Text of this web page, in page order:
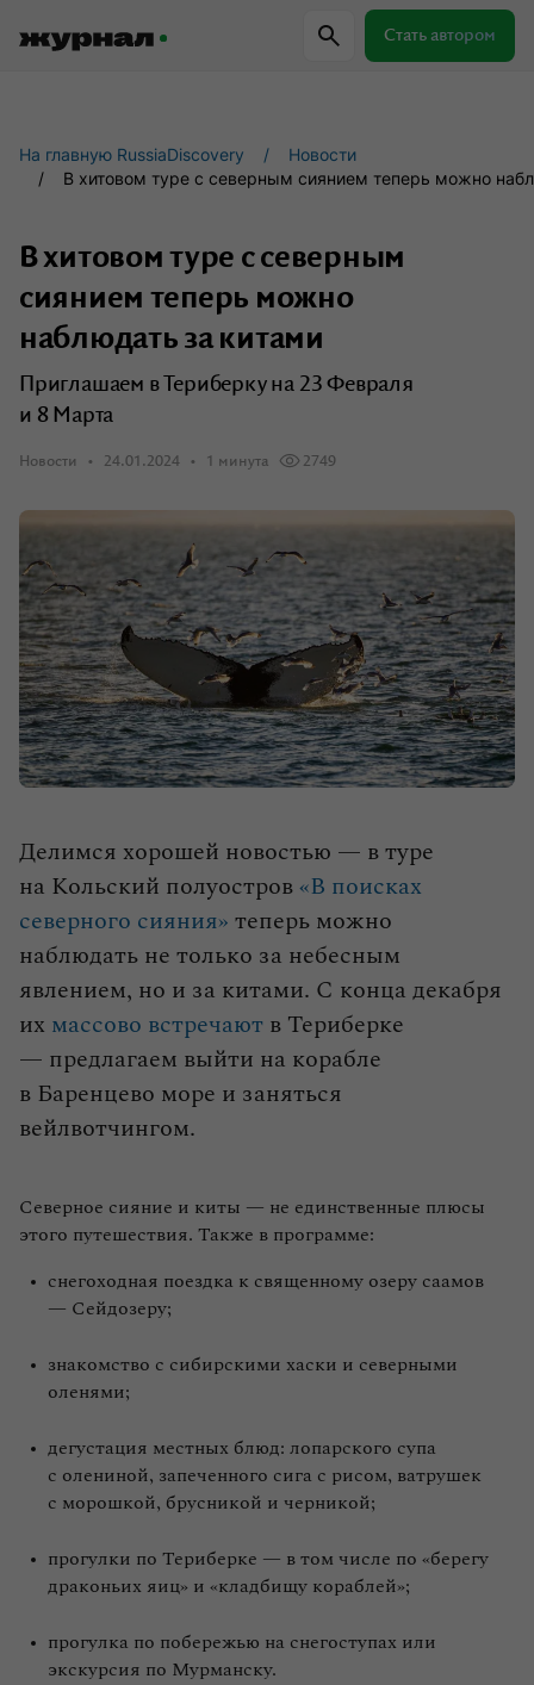
Стать автором
Журнал RussiaDiscovery
Пишем о России, чтобы родная земля
перестала быть Terra Incognita.
Сотрудничаем с мастерами слова,
влюбленными в путешествия.
На главную RussiaDiscovery
Новости
В хитовом туре с северным сиянием теперь можно
В хитовом туре с северным
сиянием теперь можно
наблюдать за китами
Приглашаем в Териберку на 23 Февраля
и 8 Марта
Новости 24.01.2024 1 минута 2749
Делимся хорошей новостью — в туре
на Кольский полуостров«В поисках
северного сияния» теперь можно
наблюдать не только за небесным
явлением, но и за китами. С конца декабря
их массово встречают в Териберке
— предлагаем выйти на корабле
в Баренцево море и заняться
вейлвотчингом.
Северное сияние и киты — не единственные плюсы
этого путешествия. Также в программе:
снегоходная поездка к священному озеру саамов
— Сейдозеру;
знакомство с сибирскими хаски и северными
оленями;
дегустация местных блюд: лопарского супа
с олениной, запеченного сига с рисом, ватрушек
с морошкой, брусникой и черникой;
прогулки по Териберке — в том числе по «берегу
драконьих яиц» и «кладбищу кораблей»;
прогулка по побережью на снегоступах или
экскурсия по Мурманску.